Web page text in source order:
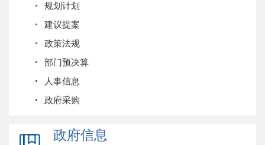
规划计划
建议提案
政策法规
部门预决算
人事信息
政府采购
政府信息